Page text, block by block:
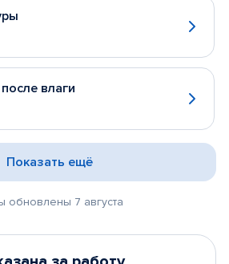
влаги
обновлены 7 августа
Показать ещё